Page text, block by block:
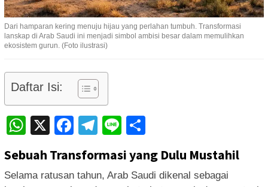
Dari hamparan kering menuju hijau yang perlahan tumbuh. Transformasi
lanskap di Arab Saudi ini menjadi simbol ambisi besar dalam memulihkan
ekosistem gurun. (Foto ilustrasi)
Daftar Isi:
WhatsApp
X Facebook
Telegram
Line
Sebuah Transformasi yang Dulu Mustahil
Selama ratusan tahun, Arab Saudi dikenal sebagai